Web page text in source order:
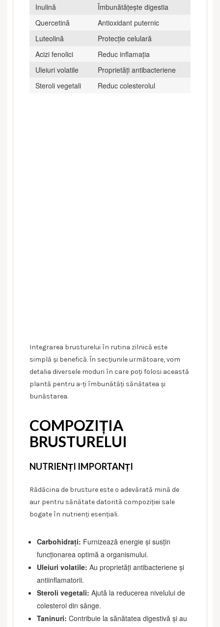
Inulină
Îmbunătățește digestia
Quercetină
Antioxidant puternic
Luteolină
Protecție celulară
Acizi fenolici
Reduc inflamația
Uleiuri volatile
Proprietăți antibacteriene
Steroli vegetali
Reduc colesterolul
Integrarea brusturelui în rutina zilnică este
simplă și benefică. În secțiunile următoare, vom
detalia diversele moduri în care poți folosi această
plantă pentru a-ți îmbunătăți sănătatea și
bunăstarea.
COMPOZIȚIA
BRUSTURELUI
NUTRIENȚI IMPORTANȚI
Rădăcina de brusture este o adevărată mină de
aur pentru sănătate datorită compoziției sale
bogate în nutrienți esențiali.
Carbohidrați: Furnizează energie și susțin
funcționarea optimă a organismului.
Uleiuri volatile: Au proprietăți antibacteriene și
antiinflamatorii.
Steroli vegetali: Ajută la reducerea nivelului de
colesterol din sânge.
Taninuri: Contribuie la sănătatea digestivă și au